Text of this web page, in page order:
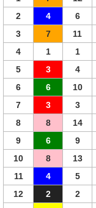
2
4 6
3
7 11
4
1 1
5
3 4
6
6 10
7
3 3
8
8 14
9
6 9
10
8 13
11
4 5
12
2 2